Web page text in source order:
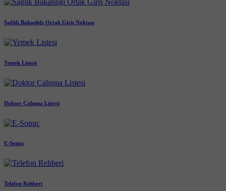
Sağlık Bakanlığı Ortak Giriş Noktası
Yemek Listesi
Doktor Çalışma Listesi
E-Sonuç
Telefon Rehberi